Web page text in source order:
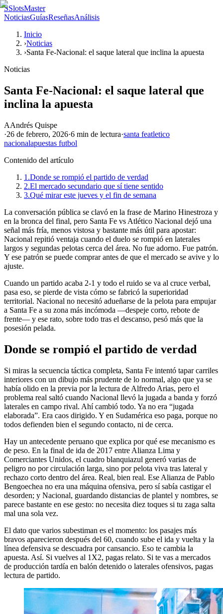
SSlotsMaster
NoticiasGuíasReseñasAnálisis
Inicio
›Noticias
›Santa Fe-Nacional: el saque lateral que inclina la apuesta
Noticias
Santa Fe-Nacional: el saque lateral que
inclina la apuesta
AAndrés Quispe
·26 de febrero, 2026·6 min de lectura·santa featletico
nacionalapuestas futbol
Contenido del artículo
1.Donde se rompió el partido de verdad
2.El mercado secundario que sí tiene sentido
3.Qué mirar este jueves y el fin de semana
La conversación pública se clavó en la frase de Marino Hinestroza y
en la bronca del final, pero Santa Fe vs Atlético Nacional dejó una
señal más fría, menos vistosa y bastante más útil para apostar:
Nacional repitió ventaja cuando el duelo se rompió en laterales
largos y segundas pelotas cerca del área. No fue adorno. Fue patrón.
Y ese patrón se puede comprar antes de que el mercado se avive y lo
ajuste.
Cuando un partido acaba 2-1 y todo el ruido se va al cruce verbal,
pasa eso, se pierde de vista cómo se fabricó la superioridad
territorial. Nacional no necesitó adueñarse de la pelota para empujar
a Santa Fe a su zona más incómoda —despeje corto, rebote de
frente— y ese rato, sobre todo tras el descanso, pesó más que la
posesión pelada.
Donde se rompió el partido de verdad
Si miras la secuencia táctica completa, Santa Fe intentó tapar carriles
interiores con un dibujo más prudente de lo normal, algo que ya se
había olido en la previa por la lectura de Alfredo Arias, pero el
problema real saltó cuando Nacional llevó la jugada a banda y forzó
laterales en campo rival. Ahí cambió todo. Ya no era “jugada
elaborada”. Era caos dirigido. Y en Sudamérica eso paga, porque no
todos defienden bien el segundo contacto, ni de cerca.
Hay un antecedente peruano que explica por qué ese mecanismo es
de peso. En la final de ida de 2017 entre Alianza Lima y
Comerciantes Unidos, el cuadro blanquiazul generó varias de
peligro no por circulación larga, sino por pelota viva tras lateral y
rechazo corto dentro del área. Real, bien real. Ese Alianza de Pablo
Bengoechea no era una máquina ofensiva, pero sí sabía castigar el
desorden; y Nacional, guardando distancias de plantel y nombres, se
parece bastante en ese gesto: no necesita diez toques si tu zaga salta
mal una sola vez.
El dato que varios subestiman es el momento: los pasajes más
bravos aparecieron después del 60, cuando sube el ida y vuelta y la
línea defensiva se descuadra por cansancio. Eso te cambia la
apuesta. Así. Si vuelves al 1X2, pagas relato. Si te vas a mercados
de producción tardía en balón detenido o laterales ofensivos, pagas
lectura de partido.